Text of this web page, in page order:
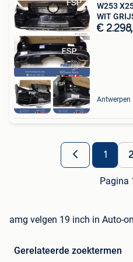
W253
WIT
€
Antwerpen
1 2
Pagina
amg velgen 19 inch in Auto-
Gerelateerde zoektermen